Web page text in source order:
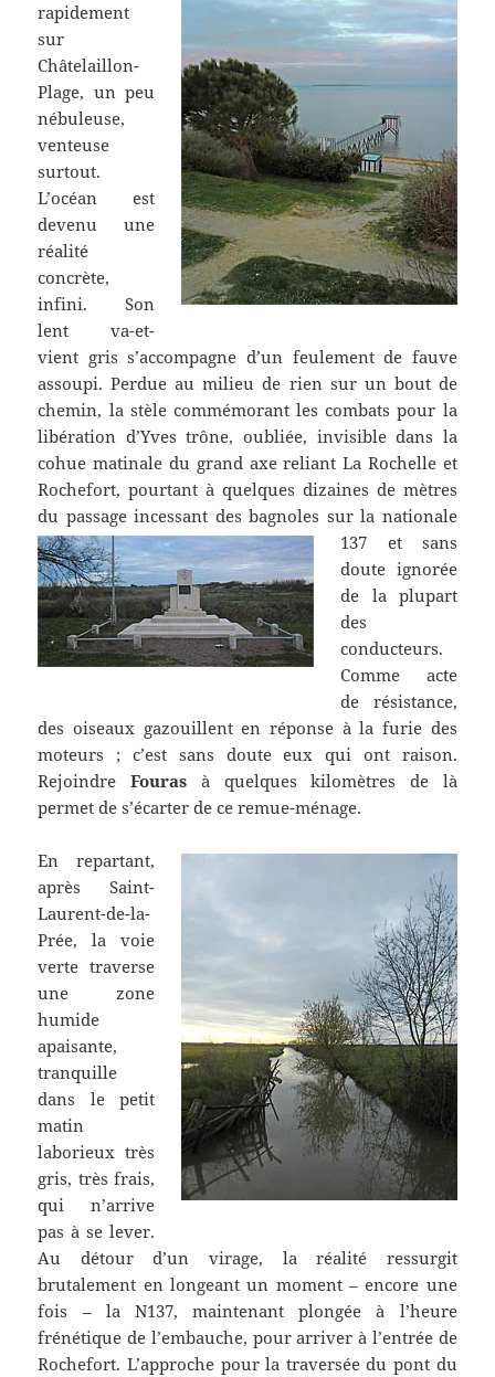
rapidement
sur
Châtelaillon-
Plage, un peu
nébuleuse,
venteuse
surtout.
L’océan est
devenu une
réalité
concrète,
infini. Son
lent va-et-
vient gris s’accompagne d’un feulement de fauve
assoupi. Perdue au milieu de rien sur un bout de
chemin, la stèle commémorant les combats pour la
libération d’Yves trône, oubliée, invisible dans la
cohue matinale du grand axe reliant La Rochelle et
Rochefort, pourtant à quelques dizaines de mètres
du passage incessant des bagnoles sur la nationale
137 et sans
doute ignorée
de la plupart
des
conducteurs.
Comme acte
de résistance,
des oiseaux gazouillent en réponse à la furie des
moteurs ; c’est sans doute eux qui ont raison.
RejoindreFouras à quelques kilomètres de là
permet de s’écarter de ce remue-ménage.
En repartant,
après Saint-
Laurent-de-la-
Prée, la voie
verte traverse
une zone
humide
apaisante,
tranquille
dans le petit
matin
laborieux très
gris, très frais,
qui n’arrive
pas à se lever.
Au détour d’un virage, la réalité ressurgit
brutalement en longeant un moment – encore une
fois – la N137, maintenant plongée à l’heure
frénétique de l’embauche, pour arriver à l’entrée de
Rochefort. L’approche pour la traversée du pont du